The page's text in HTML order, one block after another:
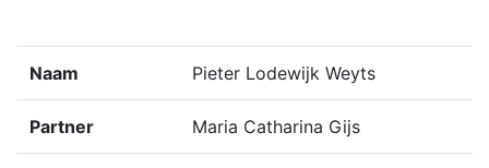
Naam Pieter Lodewijk Weyts
Partner Maria Catharina Gijs